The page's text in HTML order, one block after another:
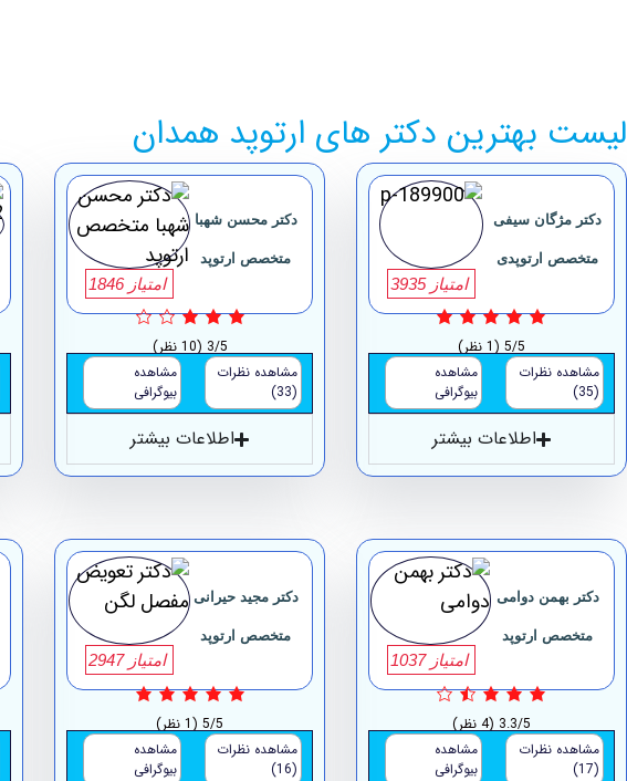
لیست بهترین دکتر های ارتوپد همدان
دکتر مژگان سیفی
متخصص ارتوپدی
امتیاز 3935
5/5 (1 نظر)
مشاهده نظرات
(35)
مشاهده
بیوگرافی
اطلاعات بیشتر
دکتر محسن شهبا
متخصص ارتوپد
امتیاز 1846
3/5 (10 نظر)
مشاهده نظرات
(33)
مشاهده
بیوگرافی
اطلاعات بیشتر
دکتر بهمن دوامی
متخصص ارتوپد
امتیاز 1037
3.3/5 (4 نظر)
مشاهده نظرات
(17)
مشاهده
بیوگرافی
دکتر مجید حیرانی
متخصص ارتوپد
امتیاز 2947
5/5 (1 نظر)
مشاهده نظرات
(16)
مشاهده
بیوگرافی